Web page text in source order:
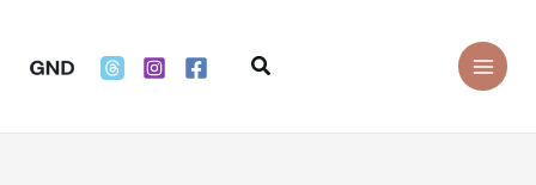
content
Search